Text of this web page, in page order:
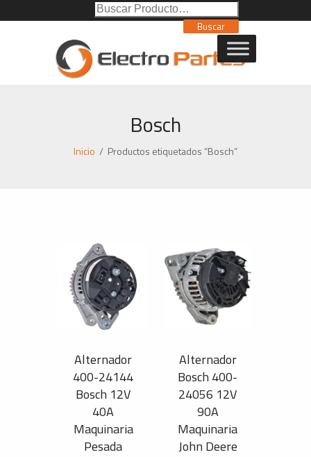
Buscar
Poducto:
Buscar
Bosch
Inicio / Productos etiquetados “Bosch”
Alternador
400-24144
Bosch 12V
40A
Maquinaria
Pesada
Alternador
Bosch 400-
24056 12V
90A
Maquinaria
John Deere